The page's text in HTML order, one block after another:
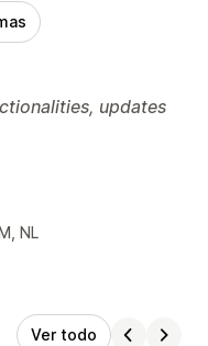
updates
NL
Ver todo